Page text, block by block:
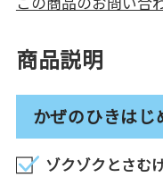
商品説明
かぜのひきは
ゾクゾクとさむ